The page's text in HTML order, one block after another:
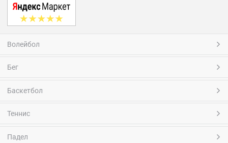
Волейбол
Бег
Баскетбол
Теннис
Падел